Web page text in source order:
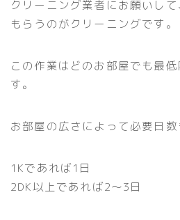
クリーニング業者にお願いし
もらうのがクリーニングです。
この作業はどのお部屋でも最
す。
お部屋の広さによって必要日数
1Kであれば1日
2DK以上であれば2〜3日